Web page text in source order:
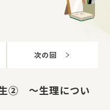
次の回
生② ～生理につい